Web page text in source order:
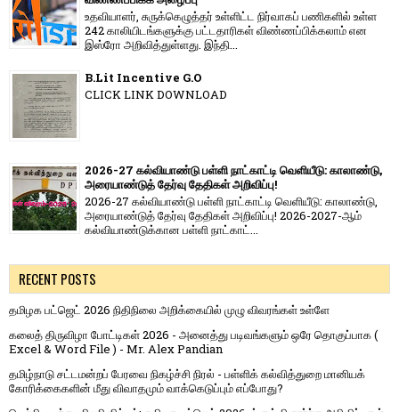
உதவியாளர், சுருக்கெழுத்தர் உள்ளிட்ட நிர்வாகப் பணிகளில் உள்ள
242 காலியிடங்களுக்கு பட்டதாரிகள் விண்ணப்பிக்கலாம் என
இஸ்ரோ அறிவித்துள்ளது. இந்தி...
B.Lit Incentive G.O
CLICK LINK DOWNLOAD
2026-27 கல்வியாண்டு பள்ளி நாட்காட்டி வெளியீடு: காலாண்டு,
அரையாண்டுத் தேர்வு தேதிகள் அறிவிப்பு!
2026-27 கல்வியாண்டு பள்ளி நாட்காட்டி வெளியீடு: காலாண்டு,
அரையாண்டுத் தேர்வு தேதிகள் அறிவிப்பு! 2026-2027-ஆம்
கல்வியாண்டுக்கான பள்ளி நாட்காட்...
RECENT POSTS
தமிழக பட்ஜெட் 2026 நிதிநிலை அறிக்கையில் முழு விவரங்கள் உள்ளே
கலைத் திருவிழா போட்டிகள் 2026 - அனைத்து படிவங்களும் ஒரே தொகுப்பாக (
Excel & Word File ) - Mr. Alex Pandian
தமிழ்நாடு சட்டமன்றப் பேரவை நிகழ்ச்சி நிரல் - பள்ளிக் கல்வித்துறை மானியக்
கோரிக்கைகளின் மீது விவாதமும் வாக்கெடுப்பும் எப்போது?